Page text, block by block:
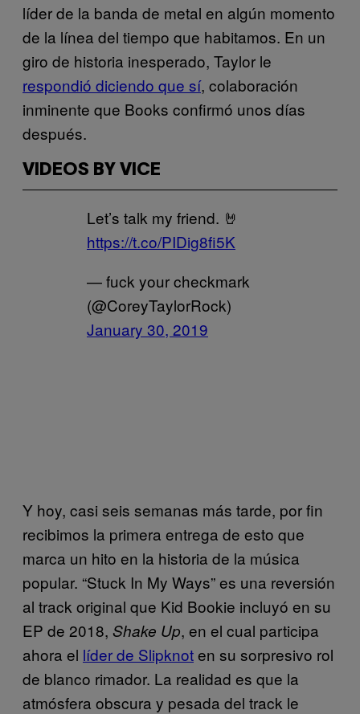
líder de la banda de metal en algún momento
de la línea del tiempo que habitamos. En un
giro de historia inesperado, Taylor le
respondió diciendo que sí, colaboración
inminente que Books confirmó unos días
después.
VIDEOS BY VICE
Let’s talk my friend. 🤘
https://t.co/PIDig8fi5K
— fuck your checkmark
(@CoreyTaylorRock)
January 30, 2019
Y hoy, casi seis semanas más tarde, por fin
recibimos la primera entrega de esto que
marca un hito en la historia de la música
popular. “Stuck In My Ways” es una reversión
al track original que Kid Bookie incluyó en su
EP de 2018, Shake Up, en el cual participa
ahora el líder de Slipknoten su sorpresivo rol
de blanco rimador. La realidad es que la
atmósfera obscura y pesada del track le